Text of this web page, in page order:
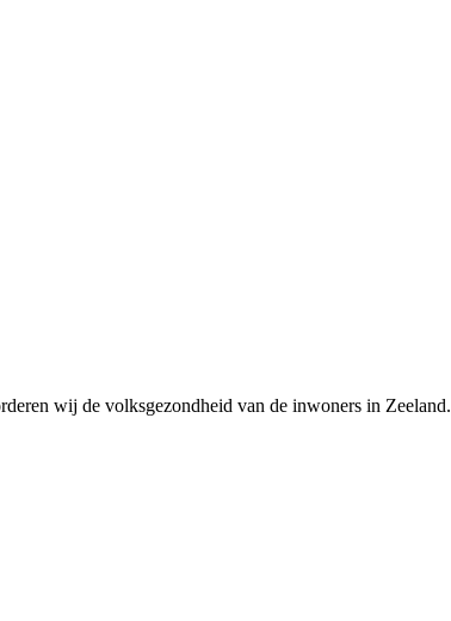
wij de volksgezondheid van de inwoners in Zeeland.